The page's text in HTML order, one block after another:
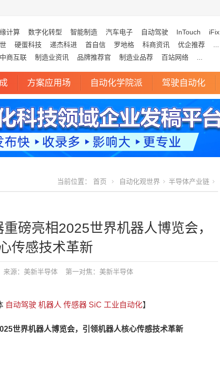
计算 数字化转型 智能制造 汽车电子 自动驾驶 InTouch iFix
硬蛋科技 递杰科进 首自信 罗地格 科商资讯 优企推荐
中商互联 制造业资讯 品牌推荐官 制造业品荐 百站网络
方案应用场 自动化学院派 驾驶自动化
当前位置： 首页 自动化观世界 半导体产业链
磅亮相2025世界机器人博览会，
传感技术革新​
源：​​美新半导体 第一对焦： ​​美新半导体
自动驾驶 机器人 传感器 SiC 工业自动化】
世界机器人博览会，引领机器人核心传感技术革新​